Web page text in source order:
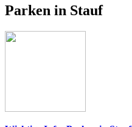
Parken in Stauf